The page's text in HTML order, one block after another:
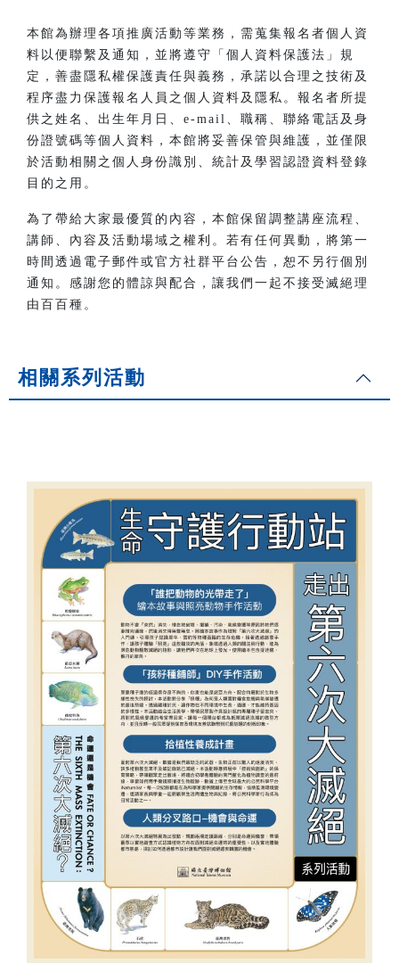
本館為辦理各項推廣活動等業務，需蒐集報名者個人資
料以便聯繫及通知，並將遵守「個人資料保護法」規
定，善盡隱私權保護責任與義務，承諾以合理之技術及
程序盡力保護報名人員之個人資料及隱私。報名者所提
供之姓名、出生年月日、e-mail、職稱、聯絡電話及身
份證號碼等個人資料，本館將妥善保管與維護，並僅限
於活動相關之個人身份識別、統計及學習認證資料登錄
目的之用。
為了帶給大家最優質的內容，本館保留調整講座流程、
講師、內容及活動場域之權利。若有任何異動，將第一
時間透過電子郵件或官方社群平台公告，恕不另行個別
通知。感謝您的體諒與配合，讓我們一起不接受滅絕理
由百百種。
相關系列活動